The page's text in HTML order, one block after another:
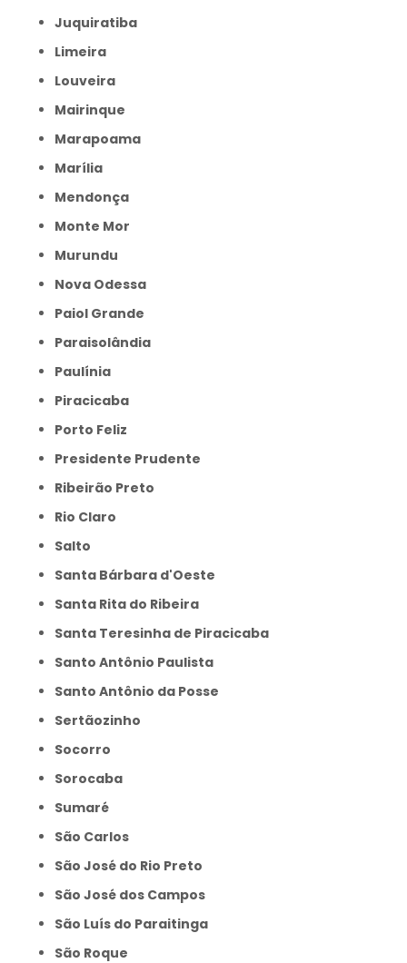
Juquiratiba
Limeira
Louveira
Mairinque
Marapoama
Marília
Mendonça
Monte Mor
Murundu
Nova Odessa
Paiol Grande
Paraisolândia
Paulínia
Piracicaba
Porto Feliz
Presidente Prudente
Ribeirão Preto
Rio Claro
Salto
Santa Bárbara d'Oeste
Santa Rita do Ribeira
Santa Teresinha de Piracicaba
Santo Antônio Paulista
Santo Antônio da Posse
Sertãozinho
Socorro
Sorocaba
Sumaré
São Carlos
São José do Rio Preto
São José dos Campos
São Luís do Paraitinga
São Roque